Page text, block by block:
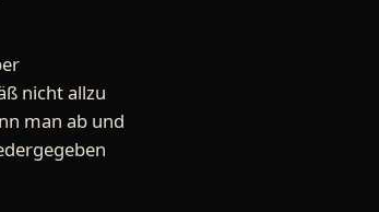
nicht allzu
man ab und